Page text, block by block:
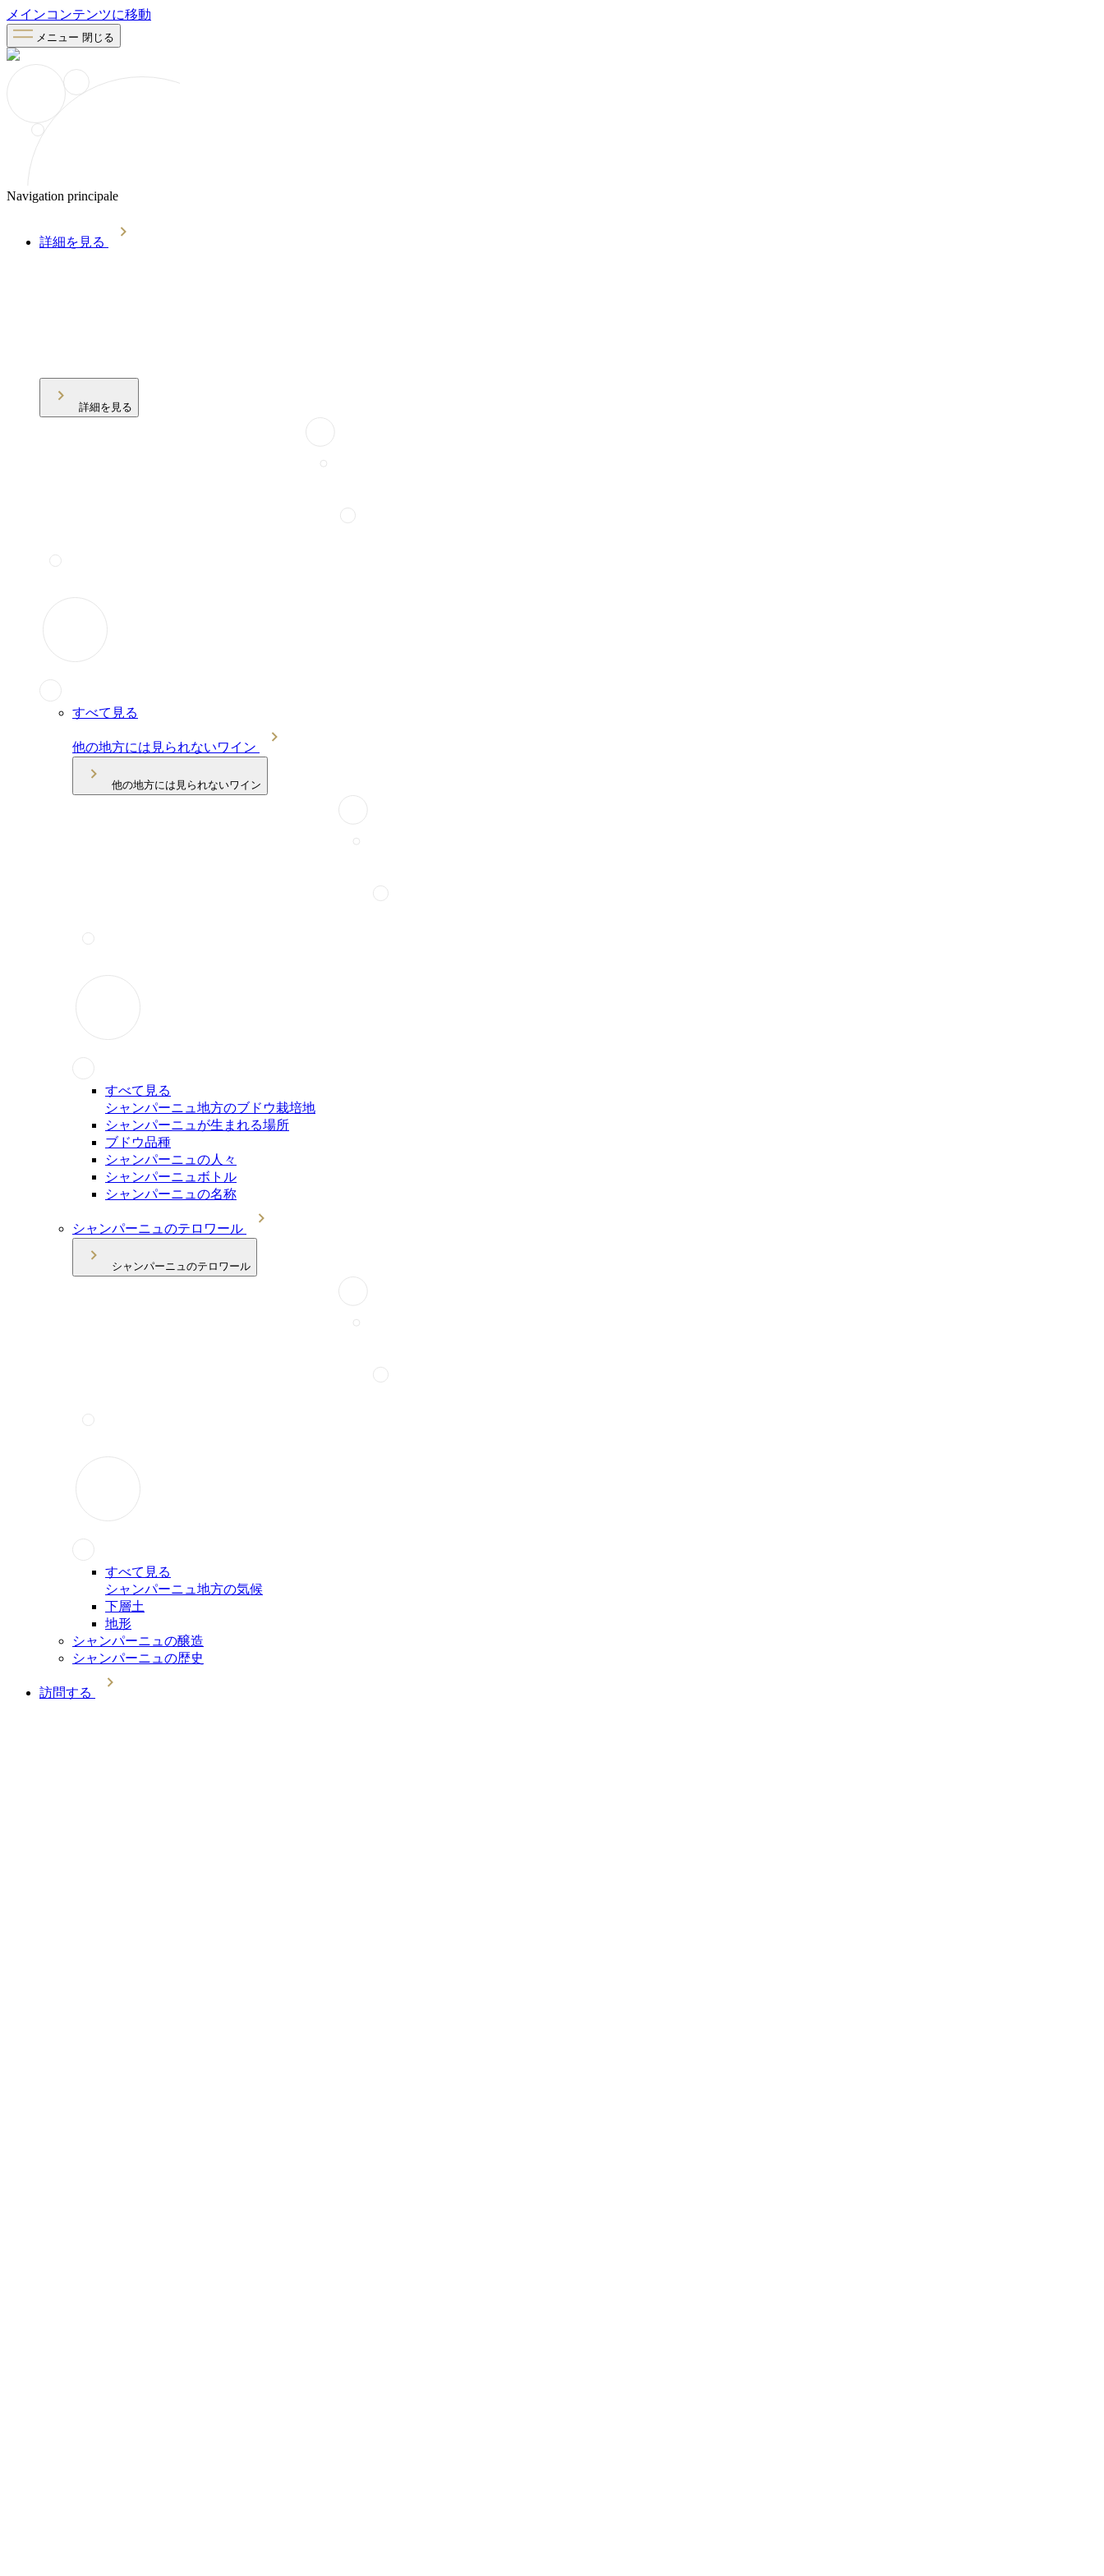
メインコンテンツに移動
メニュー 閉じる
Navigation principale
詳細を見る
詳細を見る
すべて見る
他の地方には見られないワイン
他の地方には見られないワイン
すべて見る
シャンパーニュ地方のブドウ栽培地
シャンパーニュが生まれる場所
ブドウ品種
シャンパーニュの人々
シャンパーニュボトル
シャンパーニュの名称
シャンパーニュのテロワール
シャンパーニュのテロワール
すべて見る
シャンパーニュ地方の気候
下層土
地形
シャンパーニュの醸造
シャンパーニュの歴史
訪問する